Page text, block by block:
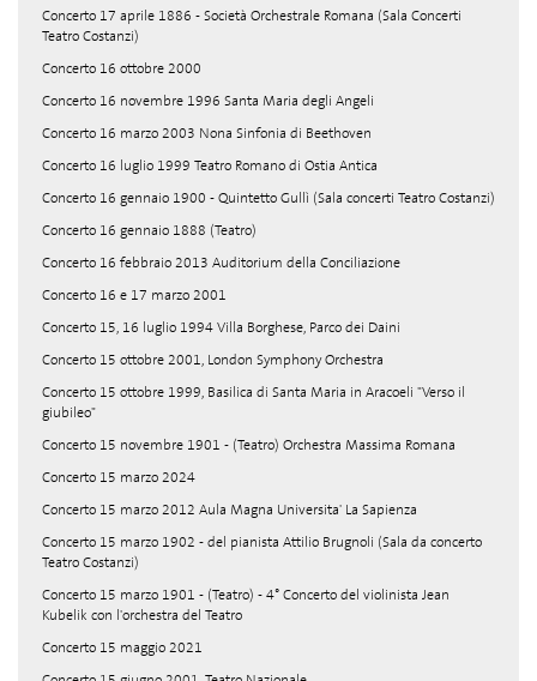
Concerto 17 aprile 1886 - Società Orchestrale Romana (Sala Concerti
Teatro Costanzi)
Concerto 16 ottobre 2000
Concerto 16 novembre 1996 Santa Maria degli Angeli
Concerto 16 marzo 2003 Nona Sinfonia di Beethoven
Concerto 16 luglio 1999 Teatro Romano di Ostia Antica
Concerto 16 gennaio 1900 - Quintetto Gullì (Sala concerti Teatro Costanzi)
Concerto 16 gennaio 1888 (Teatro)
Concerto 16 febbraio 2013 Auditorium della Conciliazione
Concerto 16 e 17 marzo 2001
Concerto 15, 16 luglio 1994 Villa Borghese, Parco dei Daini
Concerto 15 ottobre 2001, London Symphony Orchestra
Concerto 15 ottobre 1999, Basilica di Santa Maria in Aracoeli "Verso il
giubileo"
Concerto 15 novembre 1901 - (Teatro) Orchestra Massima Romana
Concerto 15 marzo 2024
Concerto 15 marzo 2012 Aula Magna Universita' La Sapienza
Concerto 15 marzo 1902 - del pianista Attilio Brugnoli (Sala da concerto
Teatro Costanzi)
Concerto 15 marzo 1901 - (Teatro) - 4° Concerto del violinista Jean
Kubelik con l'orchestra del Teatro
Concerto 15 maggio 2021